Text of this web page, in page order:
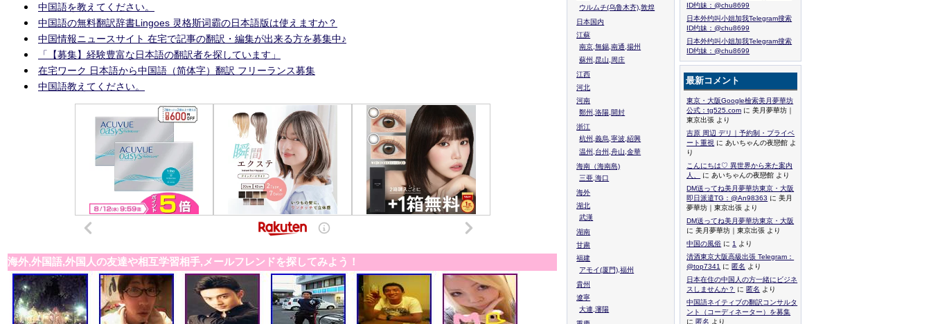
中国語を教えてください。
中国語の無料翻訳辞書Lingoes 灵格斯词霸の日本語版は使えますか？
中国情報ニュースサイト 在宅で記事の翻訳・編集が出来る方を募集中♪
「【募集】経験豊富な日本語の翻訳者を探しています」
在宅ワーク 日本語から中国語（简体字）翻訳 フリーランス募集
中国語教えてください。
海外,外国語,外国人の友達や相互学習相手,メールフレンドを探してみよう！
ウルムチ(乌鲁木齐),敦煌
日本国内
江蘇
南京,無錫,南通,揚州
蘇州,昆山,周庄
江西
河北
河南
鄭州,洛陽,開封
浙江
杭州,義烏,寧波,紹興
温州,台州,舟山,金華
海南（海南島)
三亜,海口
海外
湖北
武漢
湖南
甘粛
福建
アモイ(厦門),福州
貴州
遼寧
大連,瀋陽
ID约妹：@chu8699
日本外约叫小姐加我Telegram搜索
ID约妹：@chu8699
日本外约叫小姐加我Telegram搜索
ID约妹：@chu8699
最新コメント
東京・大阪Google檢索美月夢華坊
公式：tg525.com に 美月夢華坊｜
東京出張 より
吉原 周辺 デリ｜予約制・プライベ
ート重視 に あいちゃんの夜戀館 よ
り
こんにちは♡ 異世界から来た案内
人、
に あいちゃんの夜戀館 より
DM送ってね美月夢華坊東京・大阪
即日派遣TG：@An98363 に 美月
夢華坊｜東京出張 より
DM送ってね美月夢華坊東京・大阪
に 美月夢華坊｜東京出張 より
中国の風俗 に 1
より
清酒東京大阪高級出張 Telegram：
@top7341 に 匿名 より
日本在住の中国人の方一緒にビジネ
スしませんか？ に 匿名 より
中国語ネイティブの翻訳コンサルタ
ント（コーディネーター）を募集
に 匿名 より